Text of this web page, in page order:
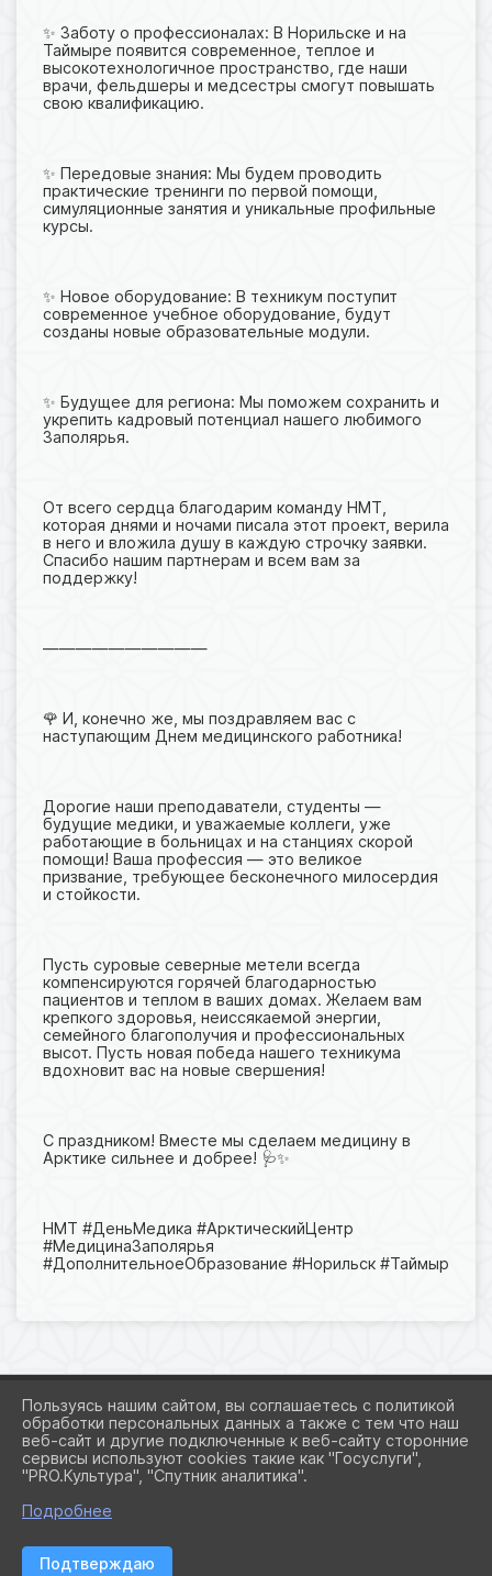
✨ Заботу о профессионалах: В Норильске и на
Таймыре появится современное, теплое и
высокотехнологичное пространство, где наши
врачи, фельдшеры и медсестры смогут повышать
свою квалификацию.
✨ Передовые знания: Мы будем проводить
практические тренинги по первой помощи,
симуляционные занятия и уникальные профильные
курсы.
✨ Новое оборудование: В техникум поступит
современное учебное оборудование, будут
созданы новые образовательные модули.
✨ Будущее для региона: Мы поможем сохранить и
укрепить кадровый потенциал нашего любимого
Заполярья.
От всего сердца благодарим команду НМТ,
которая днями и ночами писала этот проект, верила
в него и вложила душу в каждую строчку заявки.
Спасибо нашим партнерам и всем вам за
поддержку!
——————————
🌹 И, конечно же, мы поздравляем вас с
наступающим Днем медицинского работника!
Дорогие наши преподаватели, студенты —
будущие медики, и уважаемые коллеги, уже
работающие в больницах и на станциях скорой
помощи! Ваша профессия — это великое
призвание, требующее бесконечного милосердия
и стойкости.
Пусть суровые северные метели всегда
компенсируются горячей благодарностью
пациентов и теплом в ваших домах. Желаем вам
крепкого здоровья, неиссякаемой энергии,
семейного благополучия и профессиональных
высот. Пусть новая победа нашего техникума
вдохновит вас на новые свершения!
С праздником! Вместе мы сделаем медицину в
Арктике сильнее и добрее! 🩺✨
НМТ #ДеньМедика #АрктическийЦентр
#МедицинаЗаполярья
#ДополнительноеОбразование #Норильск #Таймыр
2026 Г. NMT-NORILSK.RU
ВХОД
КАРТА САЙТА
ПОЛИТИКА ОБРАБОТКИ ПЕРСОНАЛЬНЫХ ДАННЫХ
СДЕЛАНО НА KUBCMS
РАЗРАБОТКА И ПОДДЕРЖКА
Пользуясь нашим сайтом, вы соглашаетесь с политикой
обработки персональных данных а также с тем что наш
веб-сайт и другие подключенные к веб-сайту сторонние
сервисы используют cookies такие как "Госуслуги",
"PRO.Культура", "Спутник аналитика".
Подробнее
Подтверждаю